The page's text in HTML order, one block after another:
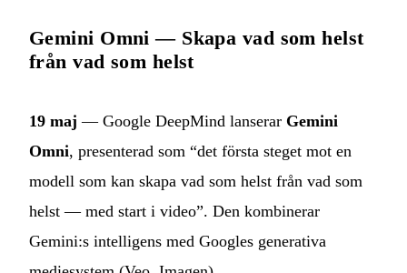
Gemini Omni — Skapa vad som helst
från vad som helst
19 maj — Google DeepMind lanserar Gemini
Omni, presenterad som “det första steget mot en
modell som kan skapa vad som helst från vad som
helst — med start i video”. Den kombinerar
Gemini:s intelligens med Googles generativa